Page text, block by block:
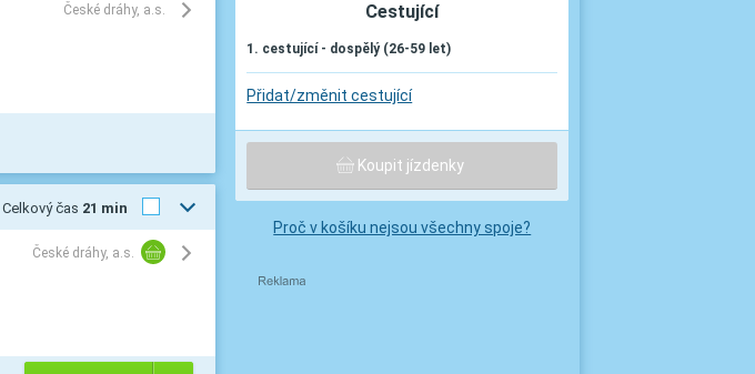
České dráhy, a.s.
Celkový čas 21 min
České dráhy, a.s.
Cestující
1. cestující - dospělý (26-59 let)
Přidat/změnit cestující
Koupit jízdenky
Proč v košíku nejsou všechny spoje?